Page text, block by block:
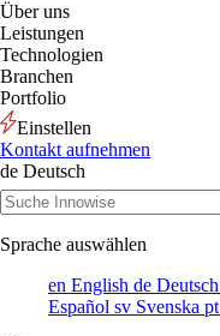
Über uns
Leistungen
Technologien
Branchen
Portfolio
Einstellen
Kontakt aufnehmen
de Deutsch
Sprache auswählen
en English de Deutsch
Español sv Svenska pt